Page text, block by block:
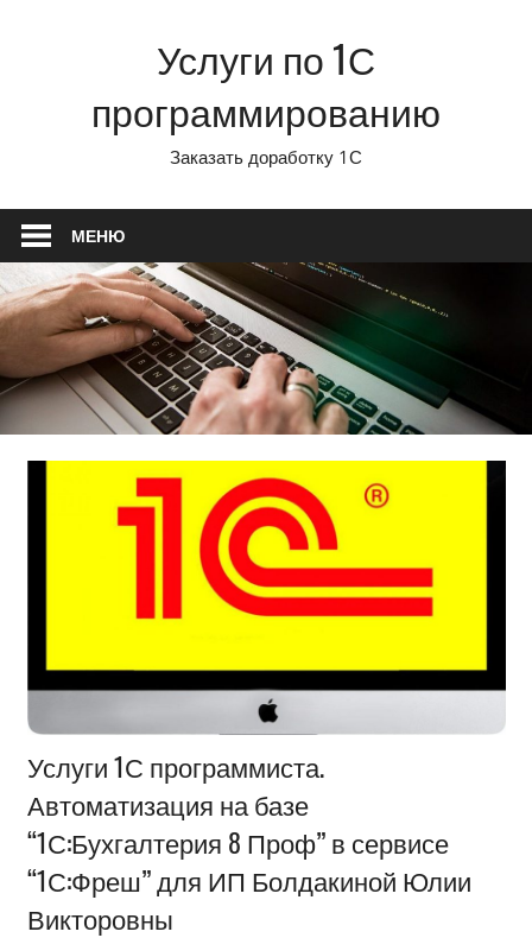
Услуги по 1С
программированию
Заказать доработку 1С
МЕНЮ
Информация
Услуги 1С программиста.
Автоматизация на базе
“1С:Бухгалтерия 8 Проф” в сервисе
“1С:Фреш” для ИП Болдакиной Юлии
Викторовны